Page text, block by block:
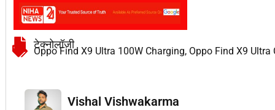
टेक्नोलॉजी
Oppo Find X9 Ultra 100W Charging, Oppo Find X9 Ultra
Vishal Vishwakarma